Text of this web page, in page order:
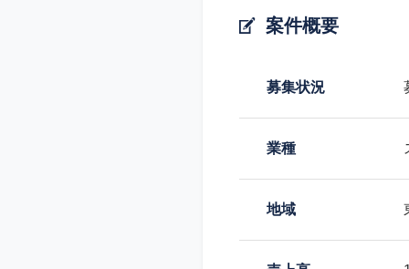
案件概要
募集状況
業種
地域